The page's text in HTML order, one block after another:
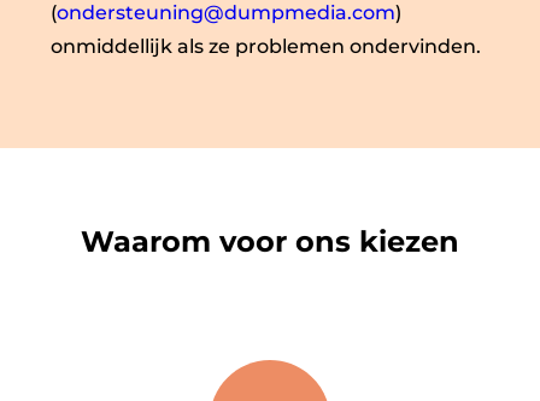
(ondersteuning@dumpmedia.com)
onmiddellijk als ze problemen ondervinden.
Waarom voor ons kiezen